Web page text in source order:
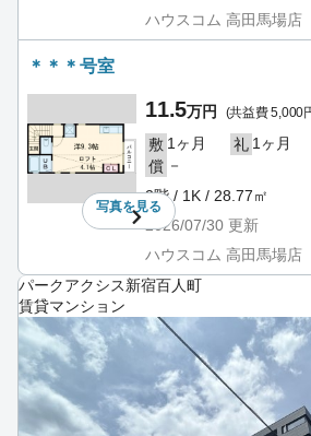
ハウスコム 高田馬場店
＊＊＊号室
写真を見る
11.5万円 (共益費 5,000
敷 1ヶ月 礼 1ヶ月
償 －
2階 / 1K / 28.77㎡
2026/07/30 更新
ハウスコム 高田馬場店
パークアクシス新宿百人町
賃貸マンション